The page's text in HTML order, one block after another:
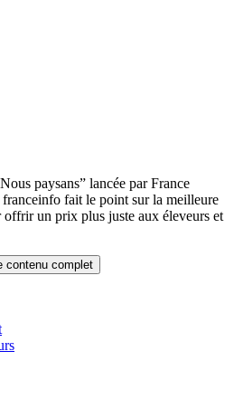
paysans” lancée par France
fait le point sur la meilleure
offrir un prix plus juste aux éleveurs et
contenu complet